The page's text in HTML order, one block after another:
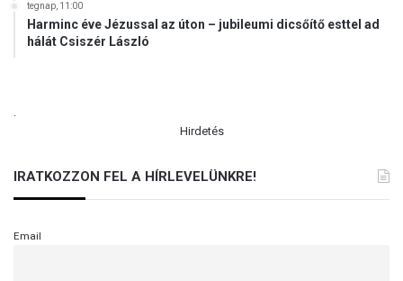
tegnap, 11:00
Harminc éve Jézussal az úton – jubileumi dicsőítő esttel ad
hálát Csiszér László
.
Hirdetés
IRATKOZZON FEL A HÍRLEVELÜNKRE!
Email